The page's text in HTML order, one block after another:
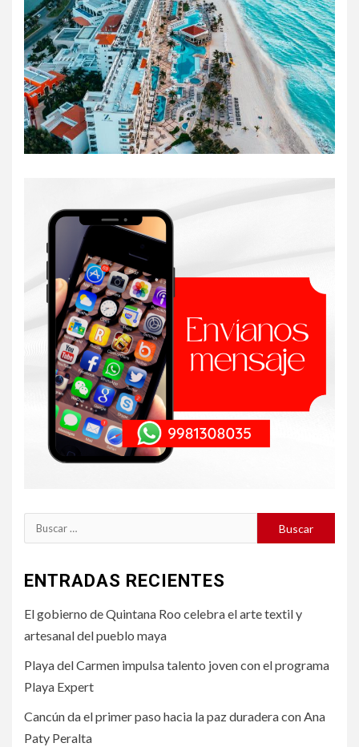
Buscar:
ENTRADAS RECIENTES
El gobierno de Quintana Roo celebra el arte textil y
artesanal del pueblo maya
Playa del Carmen impulsa talento joven con el programa
Playa Expert
Cancún da el primer paso hacia la paz duradera con Ana
Paty Peralta